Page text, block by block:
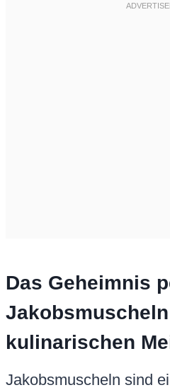
Das Geheimnis
kulinarischen
Jakobsmuscheln sind